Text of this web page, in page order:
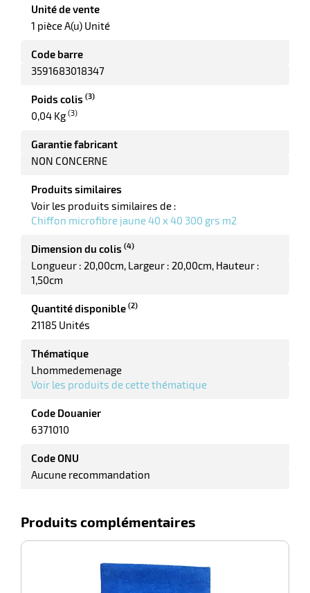
Unité de vente
1 pièce A(u) Unité
Code barre
3591683018347
Poids colis (3)
0,04 Kg (3)
Garantie fabricant
NON CONCERNE
Produits similaires
Voir les produits similaires de :
Chiffon microfibre jaune 40 x 40 300 grs m2
Dimension du colis (4)
Longueur : 20,00cm Largeur : 20,00cm Hauteur :
1,50cm
Quantité disponible (2)
21185 Unités
Thématique
Lhommedemenage
Voir les produits de cette thématique
Code Douanier
6371010
Code ONU
Aucune recommandation
Produits complémentaires